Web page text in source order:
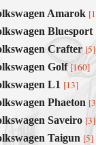
Amarok
Bluesport
Crafter [5]
Golf [160]
L1 [13]
Phaeton
Saveiro [3]
Taigun [5]